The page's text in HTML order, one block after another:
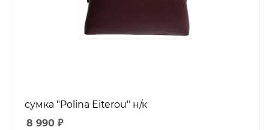
сумка "Polina Eiterou" н/к
8 990 ₽